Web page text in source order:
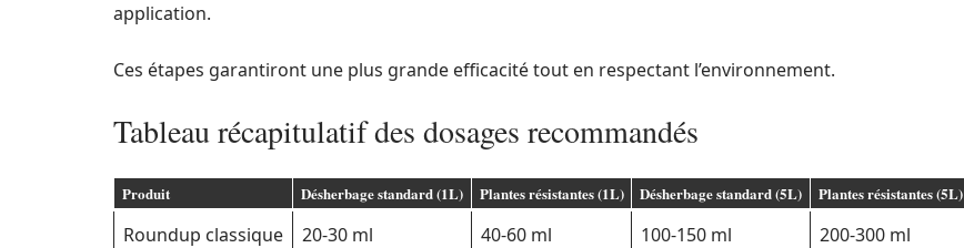
application.
Ces étapes garantiront une plus grande efficacité tout en respectant l’environnement.
Tableau récapitulatif des dosages recommandés
Produit Désherbage standard (1L) Plantes résistantes (1L) Désherbage standard (5L) Plantes résistantes (5L)
Roundup classique 20-30 ml 40-60 ml 100-150 ml
200-300 ml